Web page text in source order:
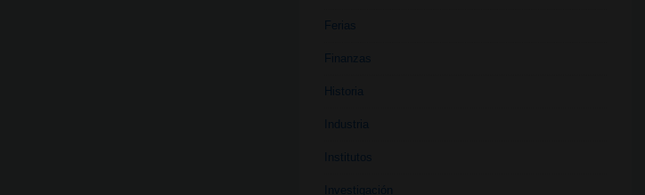
Ferias
Finanzas
Historia
Industria
Institutos
Investigación